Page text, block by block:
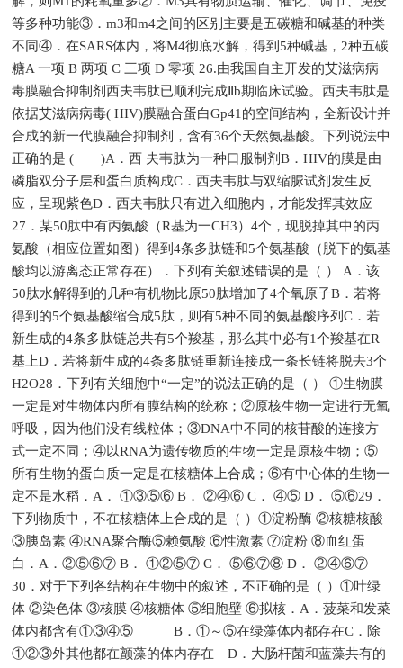
等多种功能③．m3和m4之间的区别主要是五碳糖和碱基的种类
不同④．在SARS体内，将M4彻底水解，得到5种碱基，2种五碳
糖A 一项 B 两项 C 三项 D 零项 26.由我国自主开发的艾滋病病
毒膜融合抑制剂西夫韦肽已顺利完成Ⅱb期临床试验。西夫韦肽是
依据艾滋病病毒( HIV)膜融合蛋白Gp41的空间结构，全新设计并
合成的新一代膜融合抑制剂，含有36个天然氨基酸。下列说法中
正确的是 ( )A．西 夫韦肽为一种口服制剂B．HIV的膜是由
磷脂双分子层和蛋白质构成C．西夫韦肽与双缩脲试剂发生反
应，呈现紫色D．西夫韦肽只有进入细胞内，才能发挥其效应
27．某50肽中有丙氨酸（R基为一CH3）4个，现脱掉其中的丙
氨酸（相应位置如图）得到4条多肽链和5个氨基酸（脱下的氨基
酸均以游离态正常存在）．下列有关叙述错误的是（ ） A．该
50肽水解得到的几种有机物比原50肽增加了4个氧原子B．若将
得到的5个氨基酸缩合成5肽，则有5种不同的氨基酸序列C．若
新生成的4条多肽链总共有5个羧基，那么其中必有1个羧基在R
基上D．若将新生成的4条多肽链重新连接成一条长链将脱去3个
H2O28．下列有关细胞中“一定”的说法正确的是（ ） ①生物膜
一定是对生物体内所有膜结构的统称；②原核生物一定进行无氧
呼吸，因为他们没有线粒体；③DNA中不同的核苷酸的连接方
式一定不同；④以RNA为遗传物质的生物一定是原核生物；⑤
所有生物的蛋白质一定是在核糖体上合成；⑥有中心体的生物一
定不是水稻．A． ①③⑤⑥ B． ②④⑥ C． ④⑤ D． ⑤⑥29．
下列物质中，不在核糖体上合成的是（ ）①淀粉酶 ②核糖核酸
③胰岛素 ④RNA聚合酶⑤赖氨酸 ⑥性激素 ⑦淀粉 ⑧血红蛋
白．A．②⑤⑥⑦ B． ①②⑤⑦ C． ⑤⑥⑦⑧ D． ②④⑥⑦
30．对于下列各结构在生物中的叙述，不正确的是（ ）①叶绿
体 ②染色体 ③核膜 ④核糖体 ⑤细胞壁 ⑥拟核．A．菠菜和发菜
体内都含有①③④⑤ B．①～⑤在绿藻体内都存在C．除
①②③外其他都在颤藻的体内存在 D．大肠杆菌和蓝藻共有的